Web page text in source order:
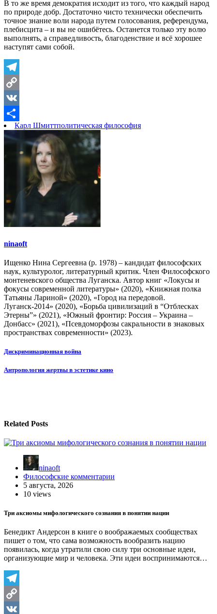
В то же время демократия исходит из того, что каждый народ
по природе добр. Достаточно чисто технически обеспечить
точное знание воли народа путем голосования, референдума,
плебисцита – и вы не ошибётесь. Останется только эту волю
выполнять, а справедливость, благоденствие и всё хорошее
наступят сами собой.
Telegram
Copy
Link
VK
Отправить
Карл Шмиттполитическая философия
ninaoft
Ищенко Нина Сергеевна (р. 1978) – кандидат философских
наук, культуролог, литературный критик. Член Философского
монтеневского общества Луганска. Автор книг «Локусы и
фокусы современной литературы» (2020), «Книжная полка
Татьяны Лариной» (2020), «Город на передовой.
Луганск-2014» (2020), «Борьба цивилизаций в “Отблесках
Этерны”» (2021), «Южный фронтир: Россия – Украина –
Донбасс» (2021), «Псевдоморфозы сакральности в знаковых
пространствах современности» (2023).
Навигация
по
Дискриминационная война
Антропология жертвы в эстетике кино
Related Posts
ninaoft
Философские комментарии
5 августа, 2026
10 views
Три аксиомы мифологического сознания в понятии нации
Бенедикт Андерсон в книге о воображаемых сообществах
пишет о том, что сама возможность вообразить нацию
появилась, когда утратили свою силу три основные идеи,
организующие мир и человека. Эти идеи воспринимаются…
Telegram
Copy